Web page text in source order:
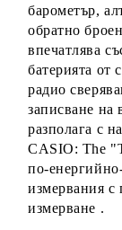
барометър,
обратно
впечатлява
батерията от
радио
записване
разполага с
CASIO: The
по-
измервания с
измерване .